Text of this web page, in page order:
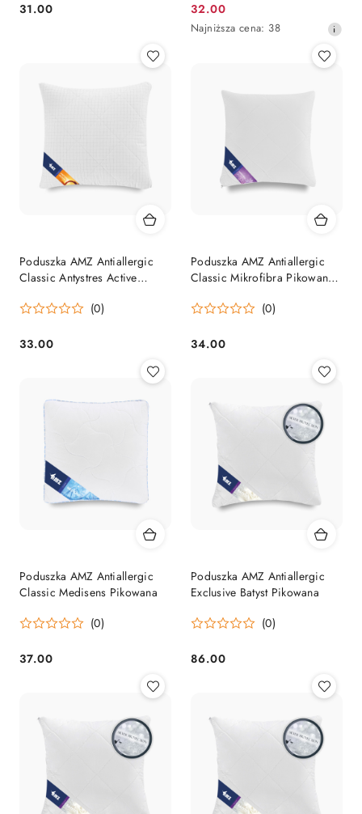
Cena:
31.00
Cena
promocyjna:
32.00
Najniższa
Najniższa cena: 38
Poduszka AMZ Antiallergic
Classic Antystres Active
(0)
Cena:
33.00
Poduszka AMZ Antiallergic
Classic Mikrofibra Pikowana
(0)
Cena:
34.00
Poduszka AMZ Antiallergic
Classic Medisens Pikowana
(0)
Cena:
37.00
Poduszka AMZ Antiallergic
Exclusive Batyst Pikowana
(0)
Cena:
86.00